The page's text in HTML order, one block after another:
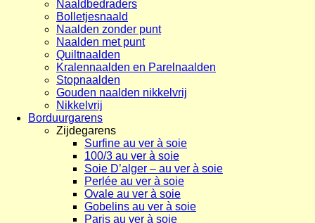
Naaldbedraders
Bolletjesnaald
Naalden zonder punt
Naalden met punt
Quiltnaalden
Kralennaalden en Parelnaalden
Stopnaalden
Gouden naalden nikkelvrij
Nikkelvrij
Borduurgarens
Zijdegarens
Surfine au ver à soie
100/3 au ver à soie
Soie D’alger – au ver à soie
Perlée au ver à soie
Ovale au ver à soie
Gobelins au ver à soie
Paris au ver à soie